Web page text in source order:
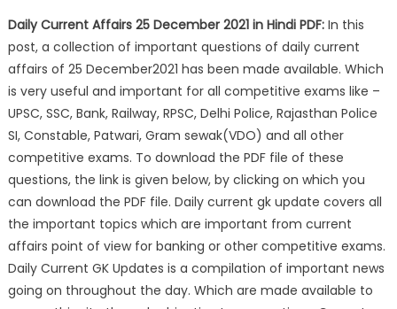
Daily Current Affairs 25 December 2021 in Hindi PDF:In this
post, a collection of important questions of daily current
affairs of 25 December2021 has been made available. Which
is very useful and important for all competitive exams like –
UPSC, SSC, Bank, Railway, RPSC, Delhi Police, Rajasthan Police
SI, Constable, Patwari, Gram sewak(VDO) and all other
competitive exams. To download the PDF file of these
questions, the link is given below, by clicking on which you
can download the PDF file. Daily current gk update covers all
the important topics which are important from current
affairs point of view for banking or other competitive exams.
Daily Current GK Updates is a compilation of important news
going on throughout the day. Which are made available to